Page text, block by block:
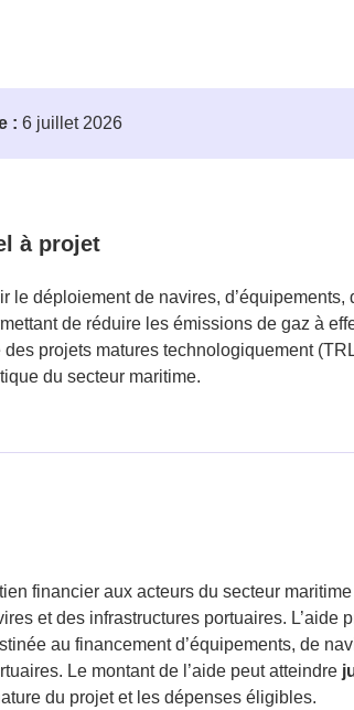
: 6 juillet 2026
à projet
le déploiement de navires,
de réduire les émissions de gaz à
projets matures technologiquement
du secteur maritime.
financier aux acteurs du secteur
et des infrastructures portuaires. L’aide
au financement d’équipements, de
Le montant de l’aide peut atteindre
du projet et les dépenses éligibles.